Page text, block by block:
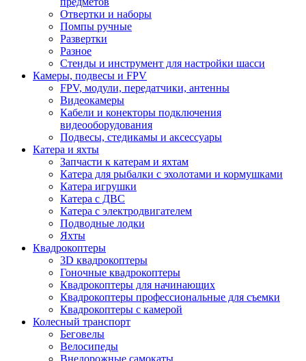
Отвертки и наборы
Помпы ручные
Развертки
Разное
Стенды и инструмент для настройки шасси
Камеры, подвесы и FPV
FPV, модули, передатчики, антенны
Видеокамеры
Кабели и конекторы подключения
видеооборудования
Подвесы, стедикамы и аксессуары
Катера и яхты
Запчасти к катерам и яхтам
Катера для рыбалки с эхолотами и кормушками
Катера игрушки
Катера с ДВС
Катера с электродвигателем
Подводные лодки
Яхты
Квадрокоптеры
3D квадрокоптеры
Гоночные квадрокоптеры
Квадрокоптеры для начинающих
Квадрокоптеры профессиональные для съемки
Квадрокоптеры с камерой
Колесный транспорт
Беговелы
Велосипеды
Внедорожные самокаты